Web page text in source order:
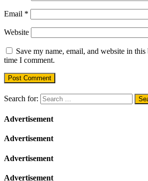
Email *
Website
Save my name, email, and website in
time I comment.
Search for:
Advertisement
Advertisement
Advertisement
Advertisement